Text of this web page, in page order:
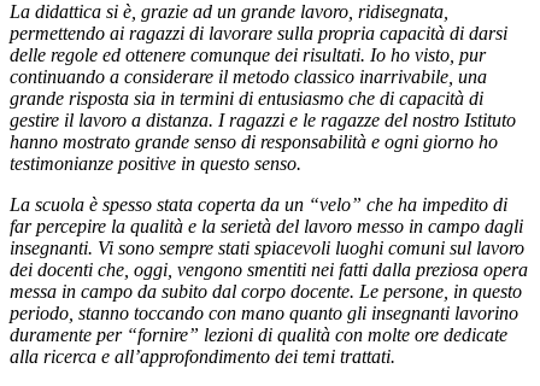
La didattica si è, grazie ad un grande lavoro, ridisegnata,
permettendo ai ragazzi di lavorare sulla propria capacità di darsi
delle regole ed ottenere comunque dei risultati. Io ho visto, pur
continuando a considerare il metodo classico inarrivabile, una
grande risposta sia in termini di entusiasmo che di capacità di
gestire il lavoro a distanza. I ragazzi e le ragazze del nostro Istituto
hanno mostrato grande senso di responsabilità e ogni giorno ho
testimonianze positive in questo senso.
La scuola è spesso stata coperta da un “velo” che ha impedito di
far percepire la qualità e la serietà del lavoro messo in campo dagli
insegnanti. Vi sono sempre stati spiacevoli luoghi comuni sul lavoro
dei docenti che, oggi, vengono smentiti nei fatti dalla preziosa opera
messa in campo da subito dal corpo docente. Le persone, in questo
periodo, stanno toccando con mano quanto gli insegnanti lavorino
duramente per “fornire” lezioni di qualità con molte ore dedicate
alla ricerca e all’approfondimento dei temi trattati.